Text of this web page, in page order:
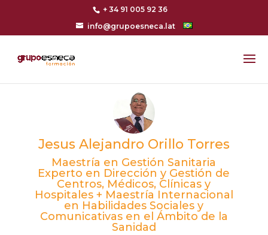
+ 34 91 005 92 36
info@grupoesneca.lat
Jesus Alejandro Orillo Torres
Maestría en Gestión Sanitaria
Experto en Dirección y Gestión de
Centros, Médicos, Clínicas y
Hospitales + Maestría Internacional
en Habilidades Sociales y
Comunicativas en el Ámbito de la
Sanidad